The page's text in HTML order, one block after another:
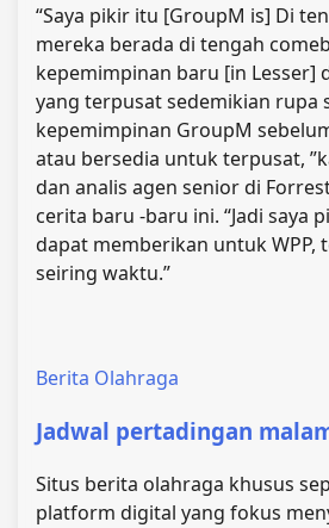
“Saya pikir itu [GroupM is] Di
mereka berada di tengah
kepemimpinan baru [in Lesser]
yang terpusat sedemikian rupa
kepemimpinan GroupM
atau bersedia untuk terpusat,
dan analis agen senior di
cerita baru -baru ini. “Jadi saya
dapat memberikan untuk WPP,
seiring waktu.”
Berita Olahraga
Jadwal pertadingan
Situs berita olahraga khusus
platform digital yang fokus